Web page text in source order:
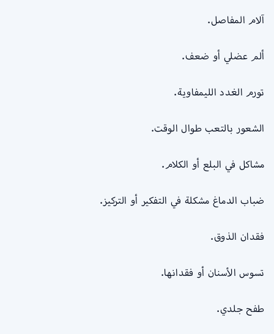
آلام المفاصل.
ألم عضلي أو ضعف.
تورم الغدد الليمفاوية.
الشعور بالتعب طوال الوقت.
مشاكل في البلع أو الكلام.
ضباب الدماغ مشكلة في التفكير أو التركيز.
فقدان الذوق.
تسوس الأسنان أو فقدانها.
طفح جلدي.